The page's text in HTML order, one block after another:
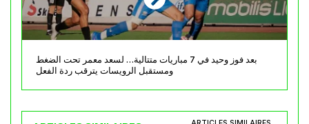
بعد فوز وحيد في 7 مباريات متتالية… لسعد معمر تحت الضغط
ومستقبل الرويسات يترقب ردة الفعل